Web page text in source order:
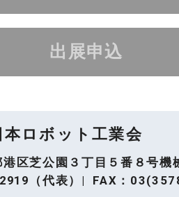
出展申込
ロボット工業会
区芝公園３丁目５番８号機
（代表）| FAX：